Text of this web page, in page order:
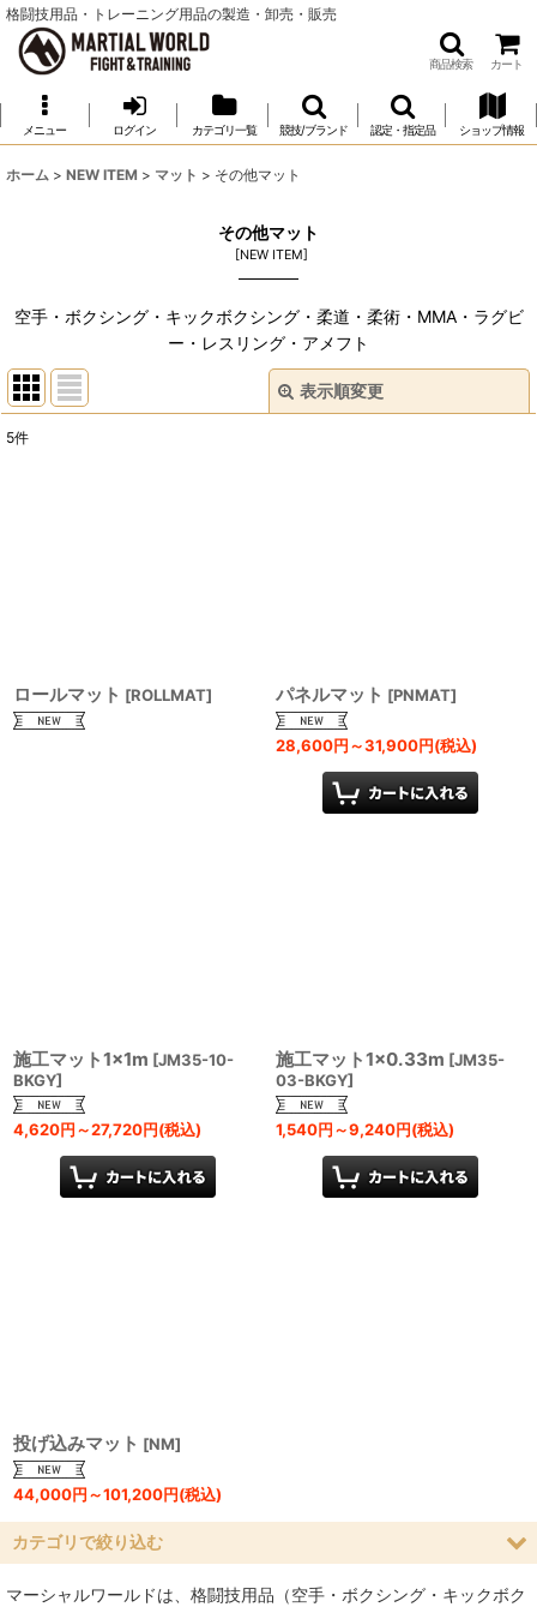
格闘技用品・トレーニング用品の製造・卸売・販売
商品検索 カート
メニュー ログイン カテゴリ一覧 競技/ブランド 認定・指定品 ショップ情報
ホーム > NEW ITEM > マット > その他マット
その他マット
[NEW ITEM]
空手・ボクシング・キックボクシング・柔道・柔術・MMA・ラグビ
ー・レスリング・アメフト
表示順変更
5件
ロールマット [ROLLMAT] パネルマット [PNMAT]
28,600円～31,900円(税込)
施工マット1×1m [JM35-10-
BKGY]
4,620円～27,720円(税込)
施工マット1×0.33m [JM35-
03-BKGY]
1,540円～9,240円(税込)
投げ込みマット [NM]
44,000円～101,200円(税込)
カテゴリで絞り込む
マット (全商品)
マーシャルワールドは、格闘技用品（空手・ボクシング・キックボク